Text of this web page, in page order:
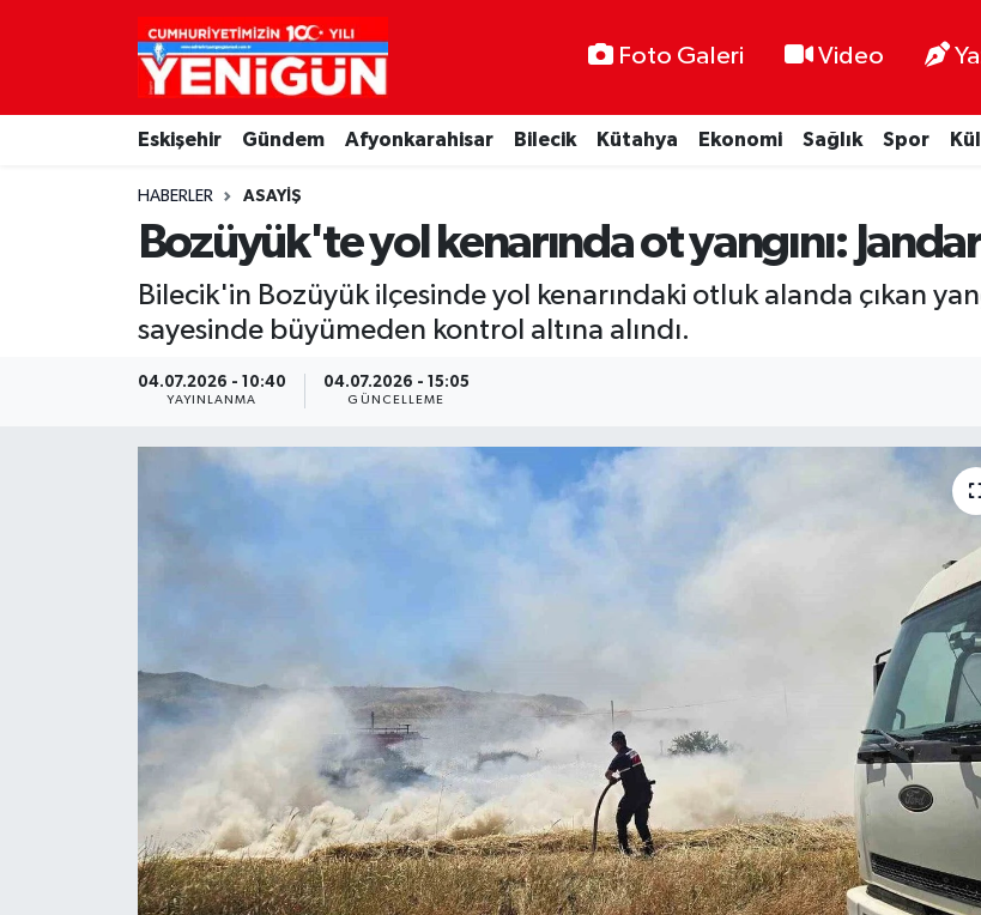
Foto Galeri Video
Eskişehir Gündem Afyonkarahisar Bilecik Kütahya Ekonomi Sağlık Spor
HABERLER ASAYIŞ
Bozüyük'te yol kenarında ot yangını:
Bilecik'in Bozüyük ilçesinde yol kenarındaki otluk alanda çıkan
sayesinde büyümeden kontrol altına alındı.
04.07.2026 - 10:40
YAYINLANMA
04.07.2026 - 15:05
GÜNCELLEME
Nöbetçi Eczaneler
Hava Durumu
Tüm Manşetler
Son Dakika Haberleri